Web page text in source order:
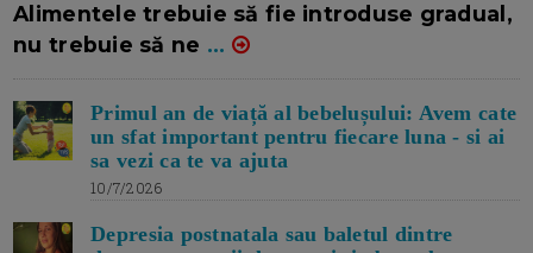
Alimentele trebuie să fie introduse gradual,
nu trebuie să ne ...
Primul an de viață al bebelușului: Avem cate
un sfat important pentru fiecare luna - si ai
sa vezi ca te va ajuta
10/7/2026
Depresia postnatala sau baletul dintre